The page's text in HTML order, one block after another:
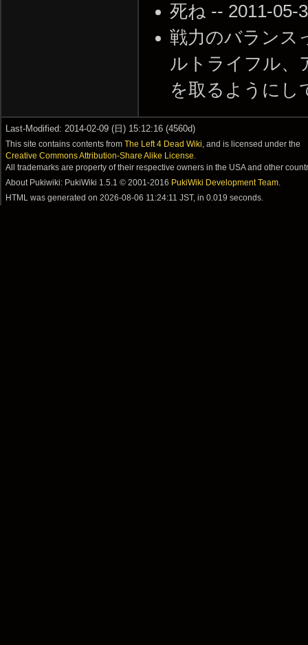
死ね -- 2011-05-
戦力のバランス
ルトライフル、
を取るようにし
Last-Modified: 2014-02-09 (日) 15:12:16 (4560d)
This site contains contents fromThe Left 4 Dead Wiki , and is licensed under the
Creative Commons Attribution-Share Alike License
All trademarks are property of their respective owners in the USA and other
About Pukiwiki: PukiWiki 1.5.1 © 2001-2016 PukiWiki Development Team
HTML was generated on2026-08-06 11:24:11 JST, in 0.019 seconds.